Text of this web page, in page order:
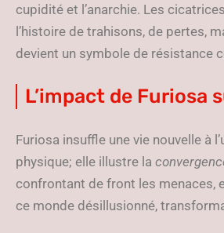
cupidité et l’anarchie. Les
l’histoire de trahisons, de pertes,
devient un symbole de résistance
L’impact de Furiosa
Furiosa insuffle une vie nouvelle à
physique; elle illustre la
confrontant de front les menaces,
ce monde désillusionné,